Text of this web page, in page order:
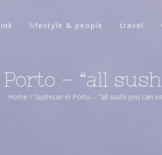
lifestyle & people travel
– “all
Home / Sushisan in Porto – “all sushi you can